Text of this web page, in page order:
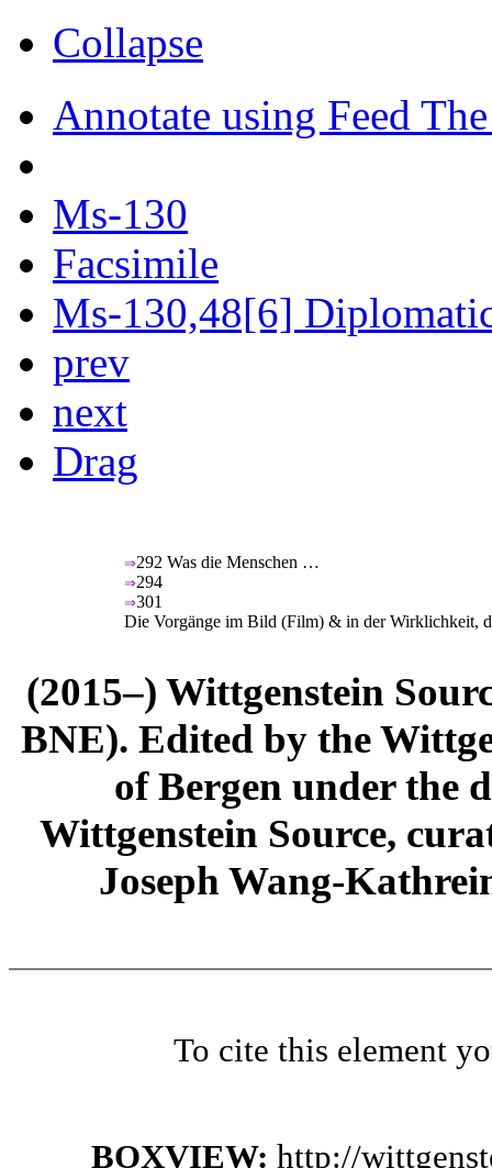
Collapse
Annotate using Feed
Ms-130
Facsimile
Ms-130,48[6]
prev
next
Drag
⇒292 Was die Menschen …
⇒294
⇒301
Die Vorgänge im Bild (Film) & in der Wirklichkeit,
(2015–) Wittgenstein
BNE). Edited by the
of Bergen under the
Wittgenstein Source,
Joseph Wang-
To cite this element
BOXVIEW: http://